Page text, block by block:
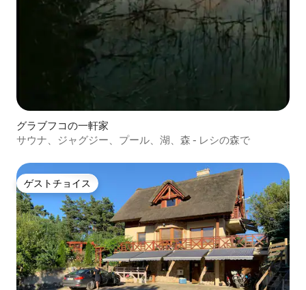
グラブフコの一軒家
サウナ、ジャグジー、プール、湖、森 - レシの森で
ゲストチョイス
ゲストチョイス